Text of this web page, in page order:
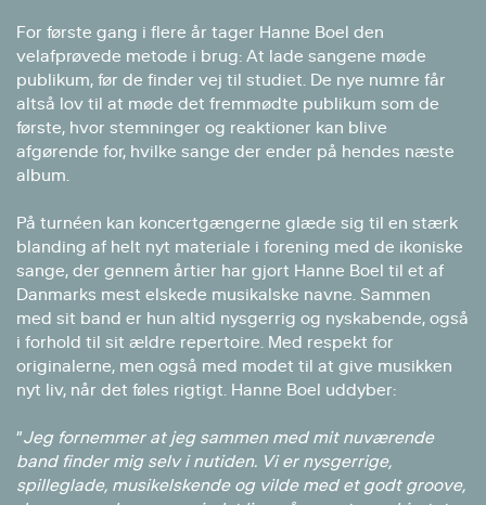
For første gang i flere år tager Hanne Boel den
velafprøvede metode i brug: At lade sangene møde
publikum, før de finder vej til studiet. De nye numre får
altså lov til at møde det fremmødte publikum som de
første, hvor stemninger og reaktioner kan blive
afgørende for, hvilke sange der ender på hendes næste
album.
På turnéen kan koncertgængerne glæde sig til en stærk
blanding af helt nyt materiale i forening med de ikoniske
sange, der gennem årtier har gjort Hanne Boel til et af
Danmarks mest elskede musikalske navne. Sammen
med sit band er hun altid nysgerrig og nyskabende, også
i forhold til sit ældre repertoire. Med respekt for
originalerne, men også med modet til at give musikken
nyt liv, når det føles rigtigt. Hanne Boel uddyber:
”Jeg fornemmer at jeg sammen med mit nuværende
band finder mig selv i nutiden. Vi er nysgerrige,
spilleglade, musikelskende og vilde med et godt groove,